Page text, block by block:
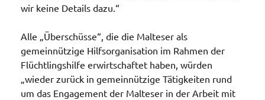
wir keine Details dazu.“
Alle „Überschüsse“, die die Malteser als
gemeinnützige Hilfsorganisation im Rahmen der
Flüchtlingshilfe erwirtschaftet haben, würden
„wieder zurück in gemeinnützige Tätigkeiten rund
um das Engagement der Malteser in der Arbeit mit